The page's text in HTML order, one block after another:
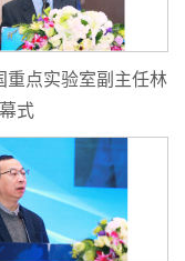
重点实验室副主任林
式